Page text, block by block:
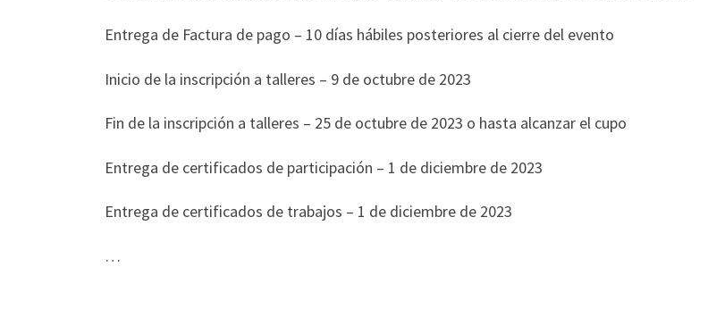
Entrega de Factura de pago – 10 días hábiles posteriores al cierre del evento
Inicio de la inscripción a talleres – 9 de octubre de 2023
Fin de la inscripción a talleres – 25 de octubre de 2023 o hasta alcanzar el cupo
Entrega de certificados de participación – 1 de diciembre de 2023
Entrega de certificados de trabajos – 1 de diciembre de 2023
…